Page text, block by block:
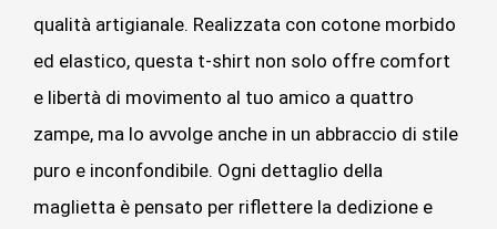
qualità artigianale. Realizzata con cotone morbido
ed elastico, questa t-shirt non solo offre comfort
e libertà di movimento al tuo amico a quattro
zampe, ma lo avvolge anche in un abbraccio di stile
puro e inconfondibile. Ogni dettaglio della
maglietta è pensato per riflettere la dedizione e